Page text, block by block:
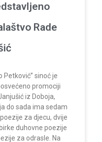
Rade
Petković” sinoć je
promociji
iz Doboja,
do sada ima sedam
za djecu, dvije
duhovne poezije
za odrasle. Na